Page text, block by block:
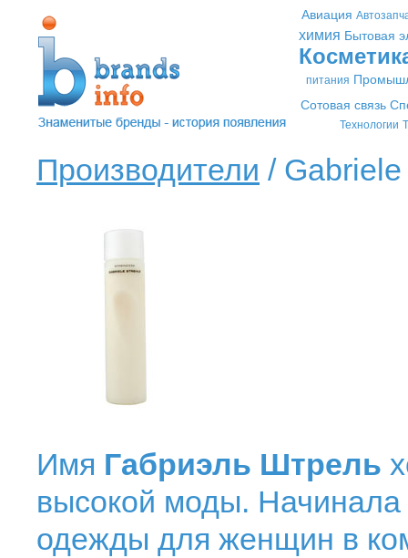
Авиация
химия Бытовая
питания
Сотовая связь
Технологии
Производители /
Имя Габриэль Штрель
высокой моды. Начинала
одежды для женщин в